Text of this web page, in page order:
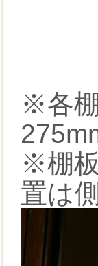
※各
※棚
置は